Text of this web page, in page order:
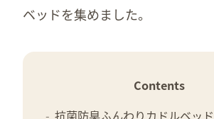
ベッドを集めました。
Contents